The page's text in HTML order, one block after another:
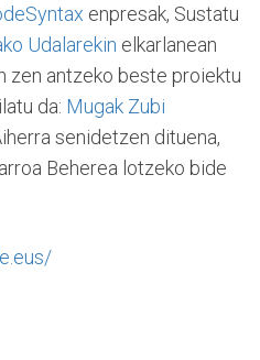
enpresak, Sustatu
Udalarekin elkarlanean
zen antzeko beste proiektu
da: Mugak Zubi
senidetzen dituena,
Beherea lotzeko bide